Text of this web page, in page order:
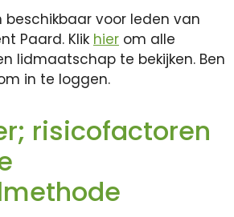
beschikbaar voor leden van
Paard. Klik hier om alle
lidmaatschap te bekijken. Ben
in te loggen.
risicofactoren